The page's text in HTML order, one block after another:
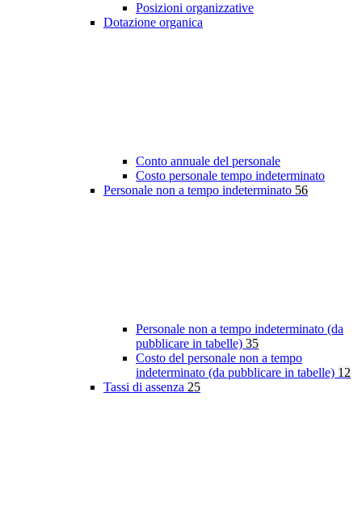
Posizioni organizzative
Dotazione organica
Conto annuale del personale
Costo personale tempo indeterminato
Personale non a tempo indeterminato 56
Personale non a tempo indeterminato (da
pubblicare in tabelle) 35
Costo del personale non a tempo
indeterminato (da pubblicare in tabelle) 12
Tassi di assenza 25